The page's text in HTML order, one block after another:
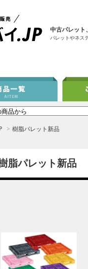
中古パレット
パレットやネス
> 樹脂パレット新品
脂パレット新品